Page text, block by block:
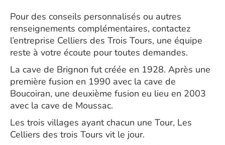
Pour des conseils personnalisés ou autres
renseignements complémentaires, contactez
l’entreprise Celliers des Trois Tours, une équipe
reste à votre écoute pour toutes demandes.
La cave de Brignon fut créée en 1928. Après une
première fusion en 1990 avec la cave de
Boucoiran, une deuxième fusion eu lieu en 2003
avec la cave de Moussac.
​Les trois villages ayant chacun une Tour, Les
Celliers des trois Tours vit le jour.